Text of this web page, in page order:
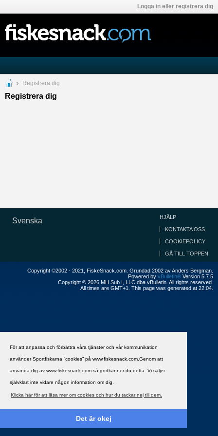
För att anpassa och förbättra våra tjänster och vår kommunikation
använder Sportfiskarna ”cookies” på www.fiskesnack.com.Genom att
använda dig av www.fiskesnack.com så godkänner du detta. Vi säljer
självklart inte vidare någon information om dig.
Klicka här för att läsa mer om cookies och hur du tackar nej till dem.
Det är okej
Logga in eller registrera dig
Registrera dig
Registrera dig
Svenska HJÄLP
KONTAKTA OSS
COOKIEPOLICY
GÅ TILL TOPPEN
Copyright ©2002 - 2021, FiskeSnack.com. Grundad 2002 av Anders Bergman.
Powered by vBulletin® Version 5.7.5
Copyright © 2026 MH Sub I, LLC dba vBulletin. All rights reserved.
All times are GMT+1. This page was generated at 22:04.